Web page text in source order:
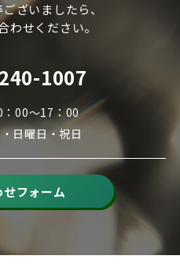
ざいましたら、
わせください。
1007
：00～17：00
日曜日・祝日
フォーム